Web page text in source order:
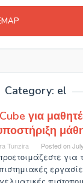
Category: el
για
Tunzira Posted on
για